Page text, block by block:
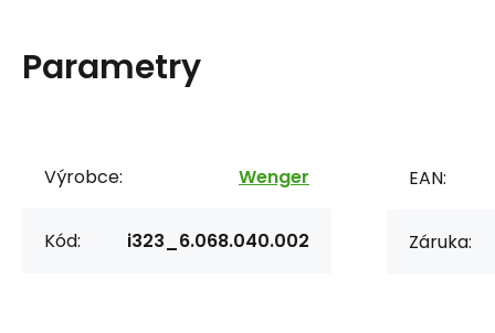
Parametry
Výrobce: Wenger
Kód: i323_6.068.040.002
EAN:
Záruka: